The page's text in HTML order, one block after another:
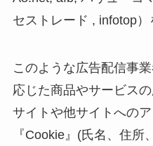
セストレード , infotop）
このような広告配信事
応じた商品やサービス
サイトや他サイトへの
『Cookie』(氏名、住